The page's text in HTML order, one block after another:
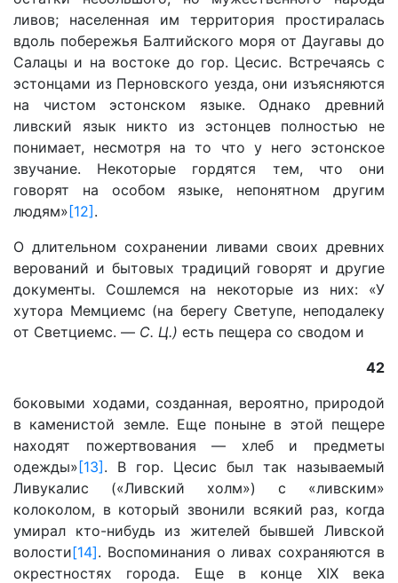
ливов; населенная им территория простиралась
вдоль побережья Балтийского моря от Даугавы до
Салацы и на востоке до гор. Цесис. Встречаясь с
эстонцами из Перновского уезда, они изъясняются
на чистом эстонском языке. Однако древний
ливский язык никто из эстонцев полностью не
понимает, несмотря на то что у него эстонское
звучание. Некоторые гордятся тем, что они
говорят на особом языке, непонятном другим
людям» [12] .
О длительном сохранении ливами своих древних
верований и бытовых традиций говорят и другие
документы. Сошлемся на некоторые из них: «У
хутора Мемциемс (на берегу Светупе, неподалеку
от Светциемс. — С. Ц.) есть пещера со сводом и
42
боковыми ходами, созданная, вероятно, природой
в каменистой земле. Еще поныне в этой пещере
находят пожертвования — хлеб и предметы
одежды» [13] . В гор. Цесис был так называемый
Ливукалис («Ливский холм») с «ливским»
колоколом, в который звонили всякий раз, когда
умирал кто-нибудь из жителей бывшей Ливской
волости[14]. Воспоминания о ливах сохраняются в
окрестностях города. Еще в конце XIX века